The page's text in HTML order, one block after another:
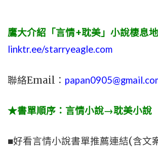
鷹大介紹「言情+耽美」小說棲息地
linktr.ee/starryeagle.com
聯絡Email：
★書單順序：言情小說→耽美小說
■好看言情小說書單推薦連結(含文